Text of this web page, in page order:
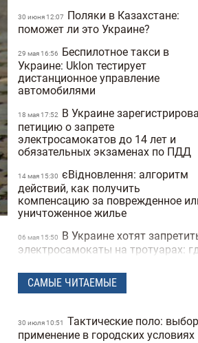
30 июня 12:07
Поляки в Казахстане:
поможет ли это Украине?
29 мая 16:56
Беспилотное такси в
Украине: Uklon тестирует
дистанционное управление
автомобилями
18 мая 17:52
В Украине
петицию о запрете
электросамокатов до 14 лет и
обязательных экзаменах по ПДД
14 мая 15:30 єВідновлення: алгоритм
действий, как получить
компенсацию за поврежденное
уничтоженное жилье
06 мая 15:50
В Украине хотят
электросамокаты на тротуарах:
21 апреля 17:53 В Украину вернулась
25 февраля 19:41 Спрос на квартиры в
САМЫЕ ЧИТАЕМЫЕ
30 июля 10:51
Тактические поло:
применение в городских условиях